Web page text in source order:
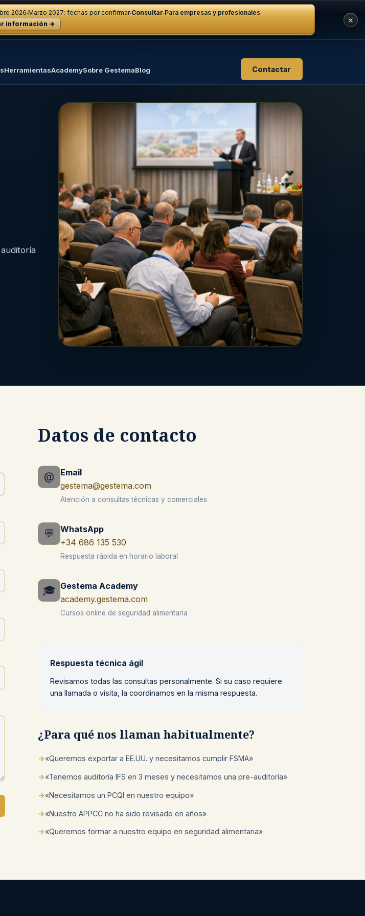
2026·Marzo 2027: fechas por confirmar·Consultar·Para empresas y profesionales
información →
×
HerramientasAcademySobre GestemaBlog Contactar
Datos de contacto
@
Email
gestema@gestema.com
Atención a consultas técnicas y comerciales
💬
WhatsApp
+34 686 135 530
Respuesta rápida en horario laboral
🎓 Gestema Academy
academy.gestema.com
Cursos online de seguridad alimentaria
Respuesta técnica ágil
Revisamos todas las consultas personalmente. Si su caso requiere
una llamada o visita, la coordinamos en la misma respuesta.
¿Para qué nos llaman habitualmente?
→«Queremos exportar a EE.UU. y necesitamos cumplir FSMA»
→«Tenemos auditoría IFS en 3 meses y necesitamos una pre-auditoría»
→«Necesitamos un PCQI en nuestro equipo»
→«Nuestro APPCC no ha sido revisado en años»
→«Queremos formar a nuestro equipo en seguridad alimentaria»